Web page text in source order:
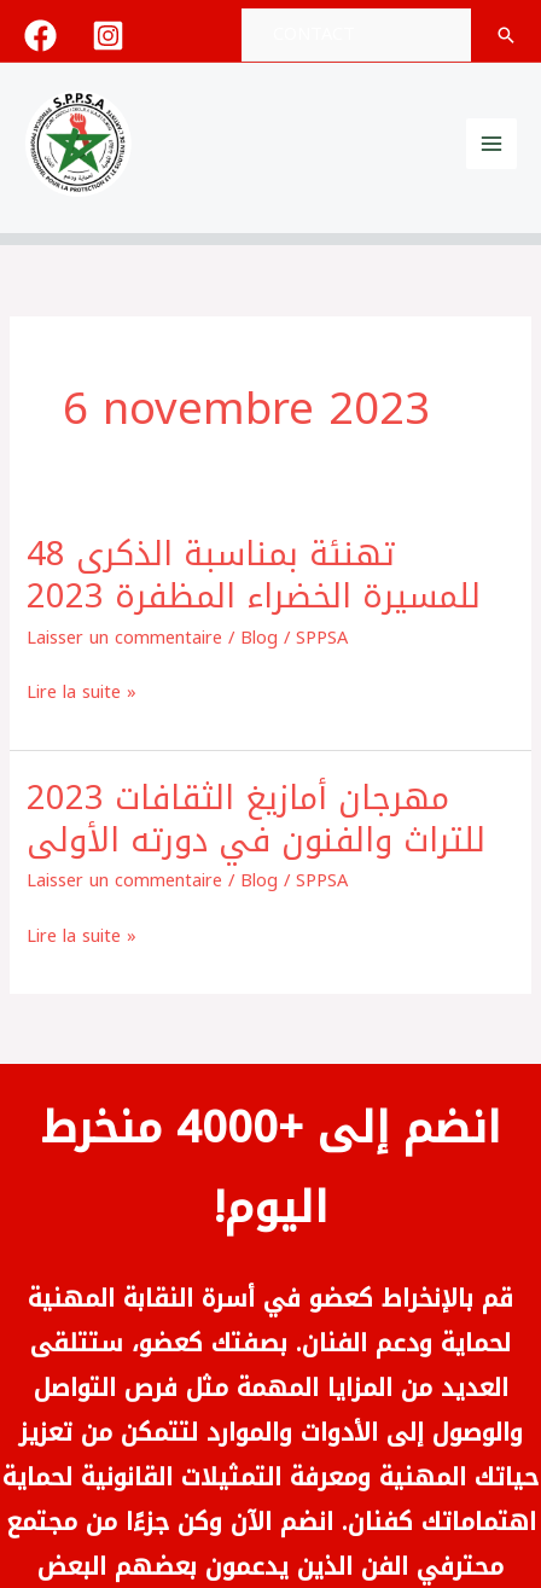
Aller
6 novembre 2023
تهنئة بمناسبة الذكرى 48
للمسيرة الخضراء المظفرة 2023
Laisser un commentaire / Blog /SPPSA
تهنئة
بمناسبة
الذكرى
48
للمسيرة
المظفرة
2023
Lire la suite »
2023 مهرجان أمازيغ الثقافات
للتراث والفنون في دورته الأولى
Laisser un commentaire / Blog /SPPSA
2023
مهرجان
أمازيغ
الثقافات
للتراث
Lire la suite »
انضم إلى +4000 منخرط
اليوم!
قم بالإنخراط كعضو في أسرة النقابة المهنية
لحماية ودعم الفنان. بصفتك كعضو، ستتلقى
العديد من المزايا المهمة مثل فرص التواصل
والوصول إلى الأدوات والموارد لتتمكن من تعزيز
حياتك المهنية ومعرفة التمثيلات القانونية لحماية
اهتماماتك كفنان. انضم الآن وكن جزءًا من مجتمع
محترفي الفن الذين يدعمون بعضهم البعض